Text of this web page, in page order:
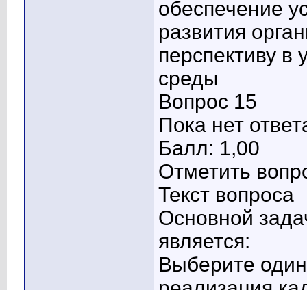
обеспечение
развития
перспективу
среды
Вопрос 15
Пока нет
Балл: 1,00
Отметить
Текст вопроса
Основной
является:
Выберите